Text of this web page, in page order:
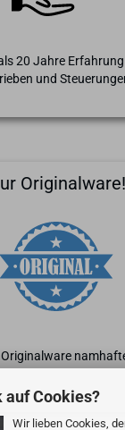
auf Cookies?
Wir lieben Cookies,
20 Jahre
und
Originalware!